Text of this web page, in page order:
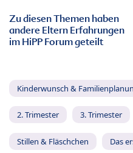
Zu diesen Themen haben
andere Eltern Erfahrungen
im HiPP Forum geteilt
Kinderwunsch &
2. Trimester 3. Trimester
Stillen & Fläschchen Das